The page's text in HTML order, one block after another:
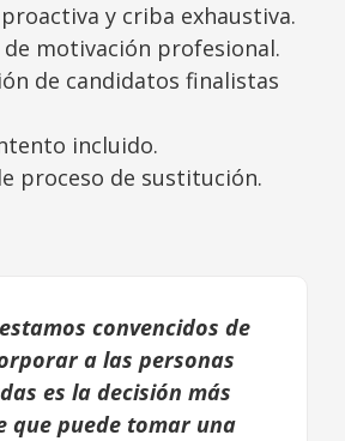
y criba exhaustiva.
motivación profesional.
de candidatos finalistas
incluido.
proceso de sustitución.
convencidos de
a las personas
es la decisión más
que puede tomar una